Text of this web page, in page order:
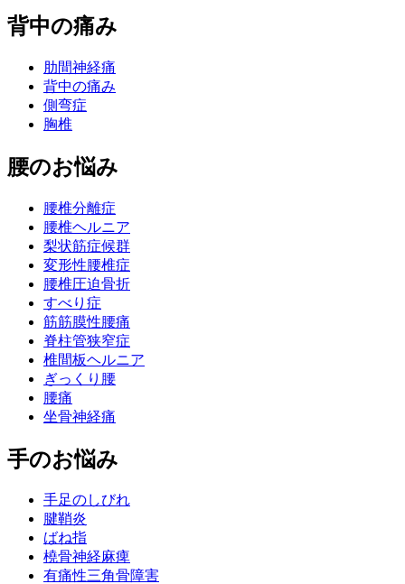
背中の痛み
肋間神経痛
背中の痛み
側弯症
胸椎
腰のお悩み
腰椎分離症
腰椎ヘルニア
梨状筋症候群
変形性腰椎症
腰椎圧迫骨折
すべり症
筋筋膜性腰痛
脊柱管狭窄症
椎間板ヘルニア
ぎっくり腰
腰痛
坐骨神経痛
手のお悩み
手足のしびれ
腱鞘炎
ばね指
橈骨神経麻痺
有痛性三角骨障害